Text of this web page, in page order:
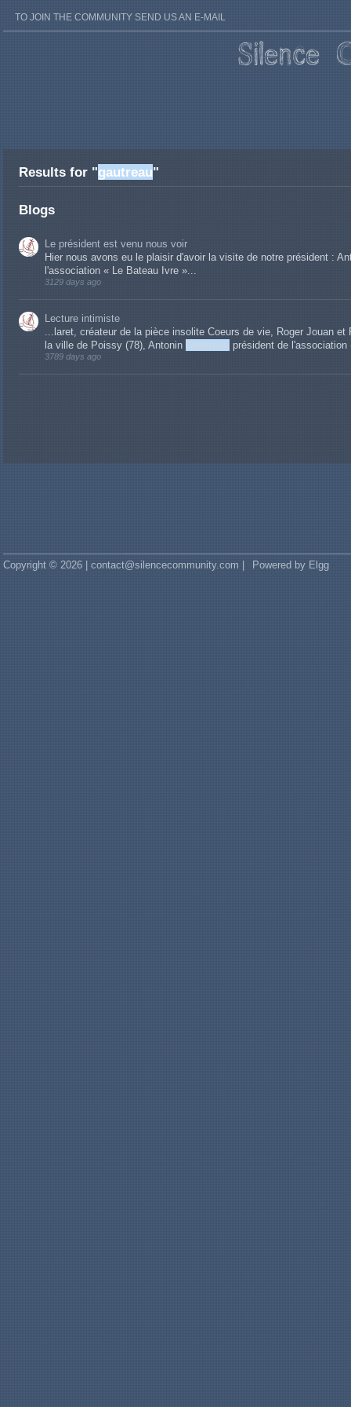
TO JOIN THE COMMUNITY SEND US AN E-MAIL
Results for "gautreau"
Blogs
Le président est venu nous voir
Hier nous avons eu le plaisir d'avoir la visite de notre président :
l'association « Le Bateau Ivre »...
3129 days ago
Lecture intimiste
...laret, créateur de la pièce insolite Coeurs de vie, Roger Jouan
la ville de Poissy (78), Antonin Gautreau président de l'association
3789 days ago
Copyright © 2026 | contact@silencecommunity.com | Powered by Elgg